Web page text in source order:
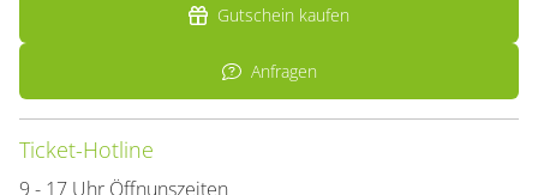
Gutschein kaufen
Anfragen
Ticket-Hotline
9 - 17 Uhr Öffnunszeiten